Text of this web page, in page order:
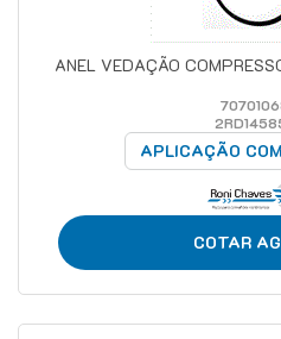
ANEL VEDAÇÃO
APLICAÇÃO
COTAR